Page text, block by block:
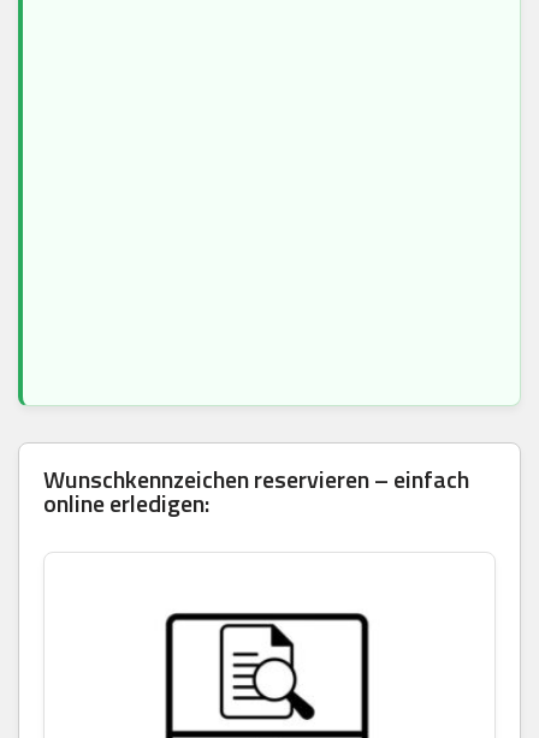
Wunschkennzeichen reservieren – einfach
online erledigen: